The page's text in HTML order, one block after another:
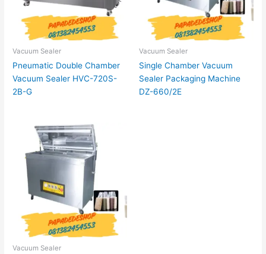
Vacuum Sealer
Pneumatic Double Chamber
Vacuum Sealer HVC-720S-
2B-G
Vacuum Sealer
Single Chamber Vacuum
Sealer Packaging Machine
DZ-660/2E
Vacuum Sealer